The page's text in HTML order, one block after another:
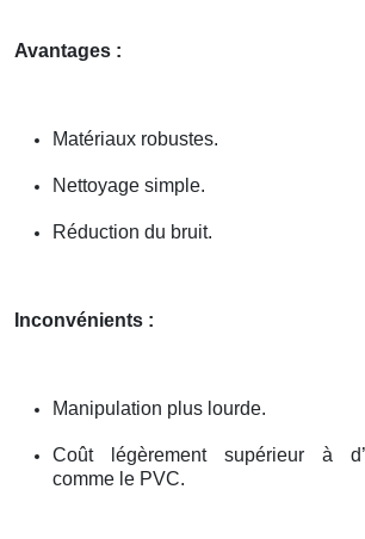
Avantages :
Matériaux robustes.
Nettoyage simple.
Réduction du bruit.
Inconvénients :
Manipulation plus lourde.
Coût légèrement supérieur à
comme le PVC.